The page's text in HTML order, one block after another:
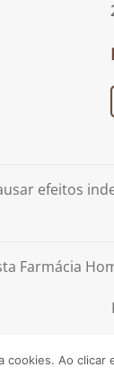
efeitos
Farmácia
cookies. Ao clicar